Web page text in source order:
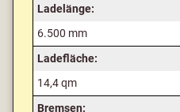
Ladelänge:
6.500 mm
Ladefläche:
14,4 qm
Bremsen: